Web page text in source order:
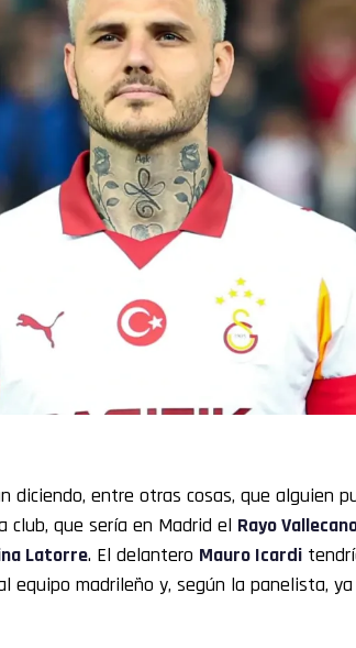
diciendo, entre otras cosas, que alguien
club, que sería en Madrid el Rayo
Latorre. El delantero Mauro Icardi
equipo madrileño y, según la panelista,